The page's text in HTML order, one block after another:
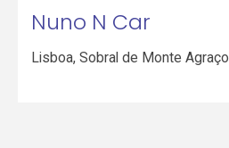
Nuno N Car
Lisboa,Sobral de Monte Agraço